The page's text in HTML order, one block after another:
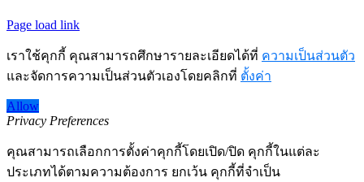
Page load link
เราใช้คุกกี้ คุณสามารถศึกษารายละเอียดได้ที่ ความเป็นส่วนตัว
และจัดการความเป็นส่วนตัวเองโดยคลิกที่ ตั้งค่า
Allow
Privacy Preferences
คุณสามารถเลือกการตั้งค่าคุกกี้โดยเปิด/ปิด คุกกี้ในแต่ละ
ประเภทได้ตามความต้องการ ยกเว้น คุกกี้ที่จำเป็น